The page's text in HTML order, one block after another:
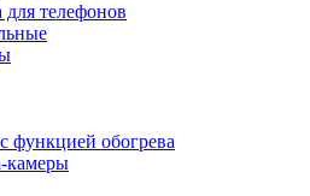
для телефонов
функцией обогрева
камеры